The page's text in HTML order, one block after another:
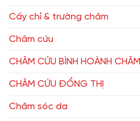
Cấy chỉ & trường châm
Châm cứu
CHÂM CỨU BÌNH HOÀNH CHÂM
CHÂM CỨU ĐỔNG THỊ
Chăm sóc da